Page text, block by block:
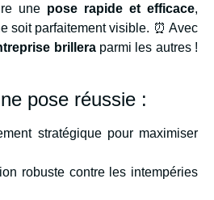
une pose rapide et efficace,
soit parfaitement visible. ⏰ Avec
brilleraparmi les autres !
pose réussie :
stratégique pour maximiser
robuste contre les intempéries